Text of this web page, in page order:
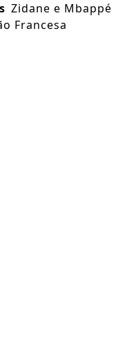
Zidane e Mbappé
Francesa